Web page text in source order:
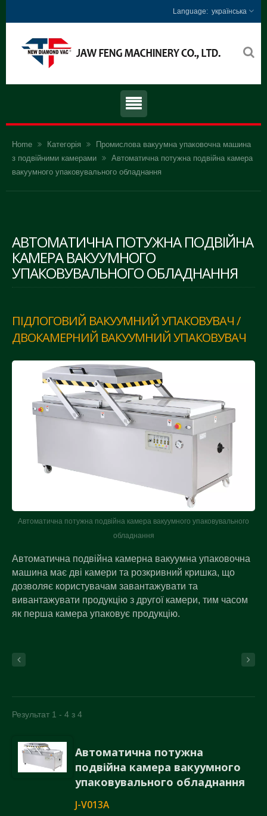
українська
Home Категорія
Промислова вакуумна упаковочна машина
з подвійними камерами
Автоматична потужна подвійна камера
вакуумного упаковувального обладнання
АВТОМАТИЧНА ПОТУЖНА ПОДВІЙНА
КАМЕРА ВАКУУМНОГО
УПАКОВУВАЛЬНОГО ОБЛАДНАННЯ
ПІДЛОГОВИЙ ВАКУУМНИЙ УПАКОВУВАЧ /
ДВОКАМЕРНИЙ ВАКУУМНИЙ УПАКОВУВАЧ
Автоматична потужна подвійна камера вакуумного упаковувального
обладнання
Автоматична подвійна камерна вакуумна упаковочна
машина має дві камери та розкривний кришка, що
дозволяє користувачам завантажувати та
вивантажувати продукцію з другої камери, тим часом
як перша камера упаковує продукцію.
Результат 1 - 4 з 4
Автоматична потужна
подвійна камера вакуумного
упаковувального обладнання
J-V013A